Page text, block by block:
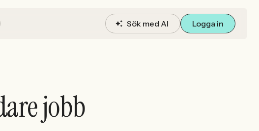
Sök med AI Logga in
jobb